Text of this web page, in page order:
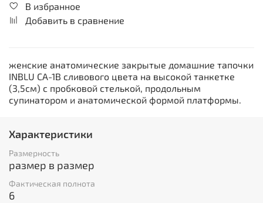
В избранное
Добавить в сравнение
женские анатомические закрытые домашние тапочки
INBLU CA-1B сливового цвета на высокой танкетке
(3,5см) с пробковой стелькой, продольным
супинатором и анатомической формой платформы.
Характеристики
Размерность
размер в размер
Фактическая полнота
6